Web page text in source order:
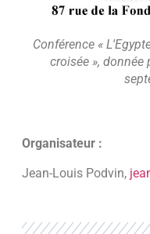
Conférence «
croisée », donnée
Organisateur :
Jean-Louis Podvin,